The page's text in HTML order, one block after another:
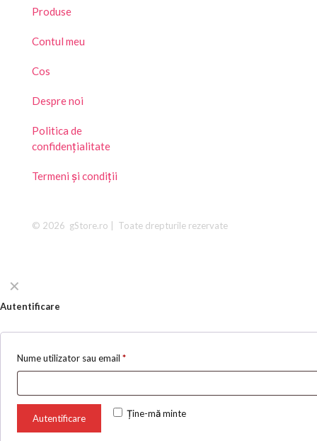
Produse
Contul meu
Cos
Despre noi
Politica de
confidențialitate
Termeni și condiții
© 2026 gStore.ro | Toate drepturile rezervate
✕
Autentificare
Nume utilizator sau email *
Ține-mă minte
Autentificare